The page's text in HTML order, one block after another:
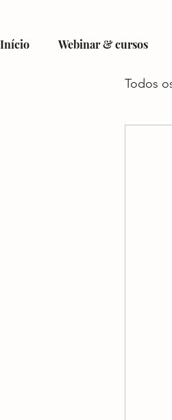
Início Webinar & cursos
Todos